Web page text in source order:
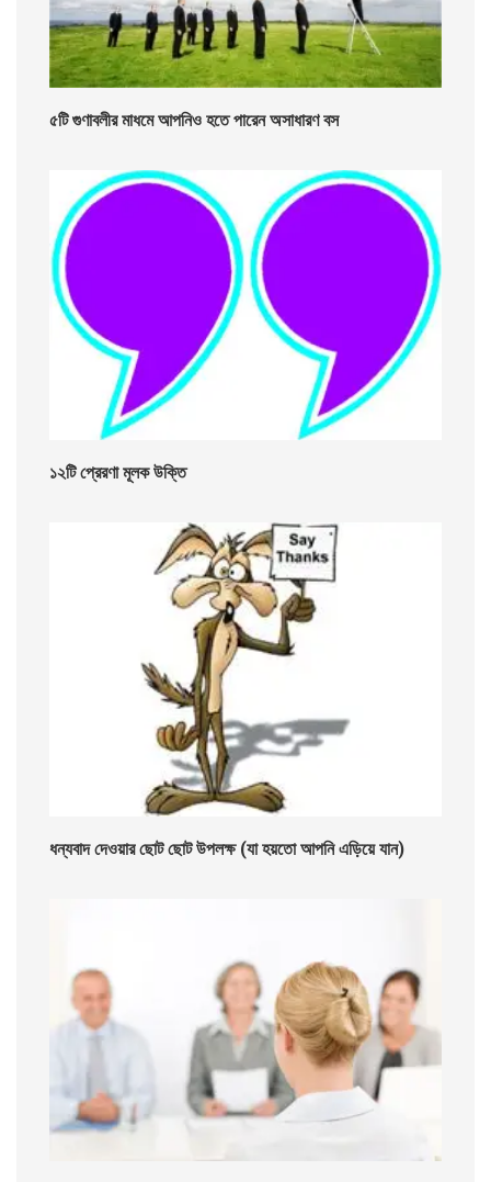
৫টি গুণাবলীর মাধমে আপনিও হতে পারেন অসাধারণ বস
১২টি প্রেরণা মূলক উক্তি
ধন্যবাদ দেওয়ার ছোট ছোট উপলক্ষ (যা হয়তো আপনি এড়িয়ে যান)